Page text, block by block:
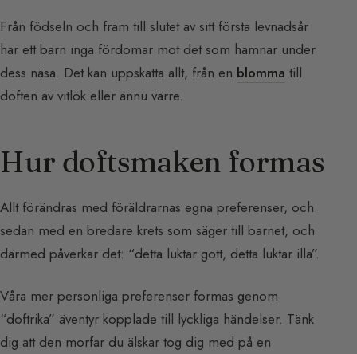
Från födseln och fram till slutet av sitt första levnadsår
har ett barn inga fördomar mot det som hamnar under
dess näsa. Det kan uppskatta allt, från en blomma till
doften av vitlök eller ännu värre.
Hur doftsmaken formas
Allt förändras med föräldrarnas egna preferenser, och
sedan med en bredare krets som säger till barnet, och
därmed påverkar det: “detta luktar gott, detta luktar illa”.
Våra mer personliga preferenser formas genom
“doftrika” äventyr kopplade till lyckliga händelser. Tänk
dig att den morfar du älskar tog dig med på en